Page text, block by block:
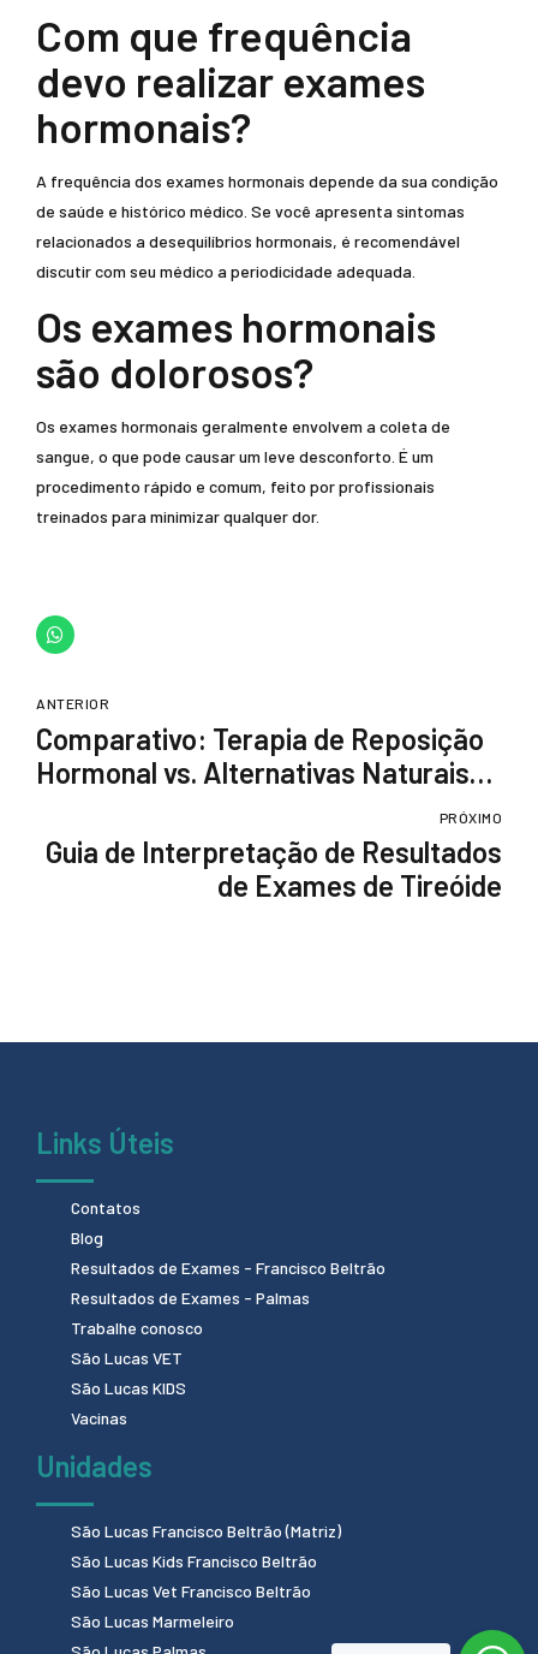
Com que frequência
devo realizar exames
hormonais?
A frequência dos exames hormonais depende da sua condição
de saúde e histórico médico. Se você apresenta sintomas
relacionados a desequilíbrios hormonais, é recomendável
discutir com seu médico a periodicidade adequada.
Os exames hormonais
são dolorosos?
Os exames hormonais geralmente envolvem a coleta de
sangue, o que pode causar um leve desconforto. É um
procedimento rápido e comum, feito por profissionais
treinados para minimizar qualquer dor.
ANTERIOR
Comparativo: Terapia de Reposição
Hormonal vs. Alternativas Naturais
PRÓXIMO
Guia de Interpretação de Resultados
de Exames de Tireóide
Links Úteis
Contatos
Blog
Resultados de Exames - Francisco Beltrão
Resultados de Exames - Palmas
Trabalhe conosco
São Lucas VET
São Lucas KIDS
Vacinas
Unidades
São Lucas Francisco Beltrão (Matriz)
São Lucas Kids Francisco Beltrão
São Lucas Vet Francisco Beltrão
São Lucas Marmeleiro